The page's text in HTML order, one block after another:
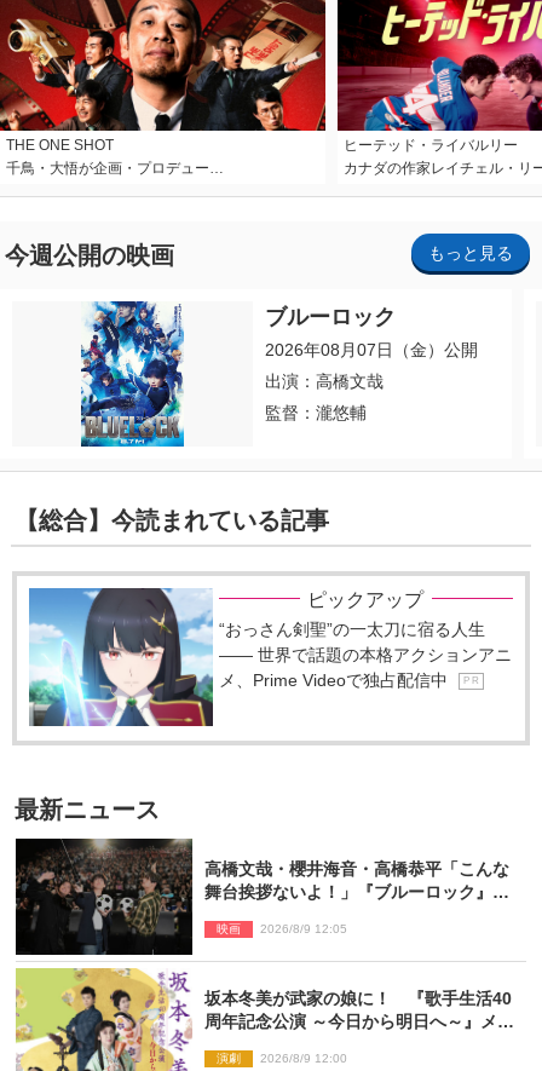
THE ONE SHOT
千鳥・大悟が企画・プロデュー…
ヒーテッド・ライバルリー
カナダの作家レイチェル・リ
今週公開の映画 もっと見る
ブルーロック
2026年08月07日（金）公開
出演：高橋文哉
監督：瀧悠輔
【総合】今読まれている記事
ピックアップ
“おっさん剣聖”の一太刀に宿る人生
―― 世界で話題の本格アクションアニ
メ、Prime Videoで独占配信中
P R
最新ニュース
高橋文哉・櫻井海音・高橋恭平「こんな
舞台挨拶ないよ！」『ブルーロック』自
映画 2026/8/9 12:05
坂本冬美が武家の娘に！ 『歌手生活40
周年記念公演 ～今日から明日へ～』メイ
演劇 2026/8/9 12:00